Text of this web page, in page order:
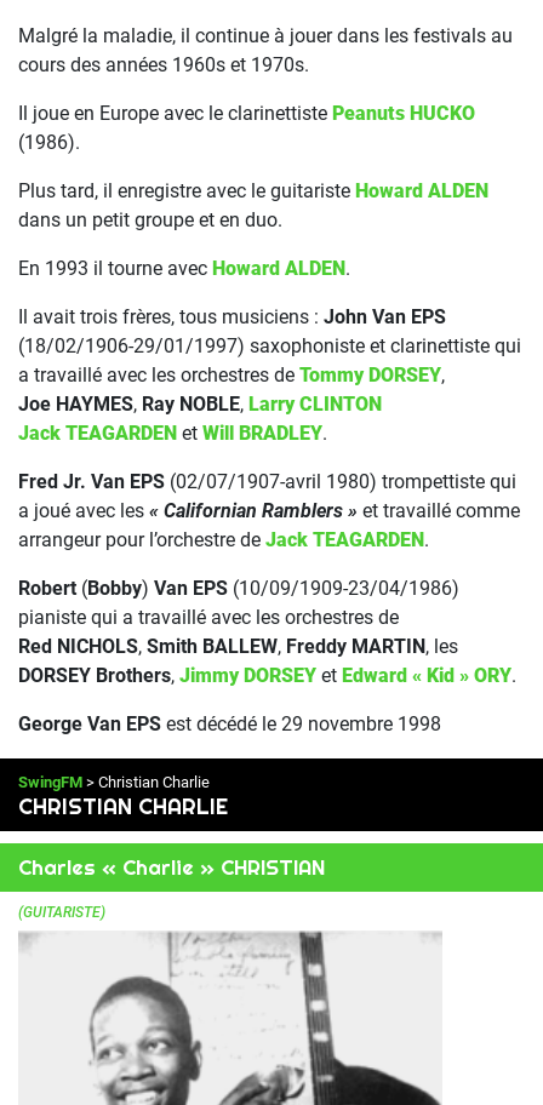
Malgré la maladie, il continue à jouer dans les festivals au
cours des années 1960s et 1970s.
Il joue en Europe avec le clarinettiste Peanuts HUCKO
(1986).
Plus tard, il enregistre avec le guitariste Howard ALDEN
dans un petit groupe et en duo.
En 1993 il tourne avec Howard ALDEN.
Il avait trois frères, tous musiciens : John Van EPS
(18/02/1906-29/01/1997) saxophoniste et clarinettiste qui
a travaillé avec les orchestres de Tommy DORSEY,
Joe HAYMES, Ray NOBLE, Larry CLINTON
Jack TEAGARDEN et Will BRADLEY.
Fred Jr. Van EPS (02/07/1907-avril 1980) trompettiste qui
a joué avec les « Californian Ramblers » et travaillé comme
arrangeur pour l’orchestre de Jack TEAGARDEN.
Robert (Bobby) Van EPS (10/09/1909-23/04/1986)
pianiste qui a travaillé avec les orchestres de
Red NICHOLS, Smith BALLEW, Freddy MARTIN, les
DORSEY Brothers, Jimmy DORSEY et Edward « Kid » ORY.
George Van EPS est décédé le 29 novembre 1998
SwingFM > Christian Charlie
CHRISTIAN CHARLIE
Charles « Charlie » CHRISTIAN
(GUITARISTE)